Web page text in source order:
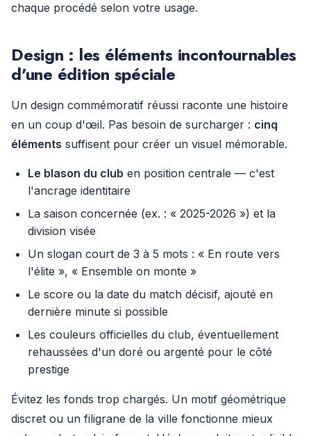
chaque procédé selon votre usage.
Design : les éléments incontournables
d'une édition spéciale
Un design commémoratif réussi raconte une histoire
en un coup d'œil. Pas besoin de surcharger : cinq
éléments suffisent pour créer un visuel mémorable.
Le blason du club en position centrale — c'est
l'ancrage identitaire
La saison concernée (ex. : « 2025-2026 ») et la
division visée
Un slogan court de 3 à 5 mots : « En route vers
l'élite », « Ensemble on monte »
Le score ou la date du match décisif, ajouté en
dernière minute si possible
Les couleurs officielles du club, éventuellement
rehaussées d'un doré ou argenté pour le côté
prestige
Évitez les fonds trop chargés. Un motif géométrique
discret ou un filigrane de la ville fonctionne mieux